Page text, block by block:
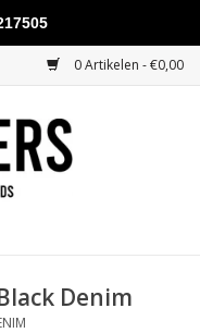
0 Artikelen - €0,00
Denim